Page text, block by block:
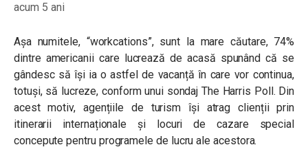
acum 5 ani
Așa numitele, “workcations”, sunt la mare căutare, 74%
dintre americanii care lucrează de acasă spunând că se
gândesc să își ia o astfel de vacanță în care vor continua,
totuși, să lucreze, conform unui sondaj The Harris Poll. Din
acest motiv, agențiile de turism își atrag clienții prin
itinerarii internaționale și locuri de cazare special
concepute pentru programele de lucru ale acestora.